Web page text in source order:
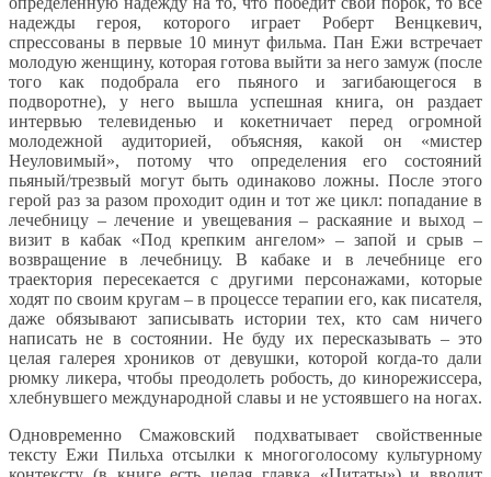
надежды героя, которого играет Роберт Венцкевич,
спрессованы в первые 10 минут фильма. Пан Ежи встречает
молодую женщину, которая готова выйти за него замуж (после
того как подобрала его пьяного и загибающегося в
подворотне), у него вышла успешная книга, он раздает
интервью телевиденью и кокетничает перед огромной
молодежной аудиторией, объясняя, какой он «мистер
Неуловимый», потому что определения его состояний
пьяный/трезвый могут быть одинаково ложны. После этого
герой раз за разом проходит один и тот же цикл: попадание в
лечебницу – лечение и увещевания – раскаяние и выход –
визит в кабак «Под крепким ангелом» – запой и срыв –
возвращение в лечебницу. В кабаке и в лечебнице его
траектория пересекается с другими персонажами, которые
ходят по своим кругам – в процессе терапии его, как писателя,
даже обязывают записывать истории тех, кто сам ничего
написать не в состоянии. Не буду их пересказывать – это
целая галерея хроников от девушки, которой когда-то дали
рюмку ликера, чтобы преодолеть робость, до кинорежиссера,
хлебнувшего международной славы и не устоявшего на ногах.
Одновременно Смажовский подхватывает свойственные
тексту Ежи Пильха отсылки к многоголосому культурному